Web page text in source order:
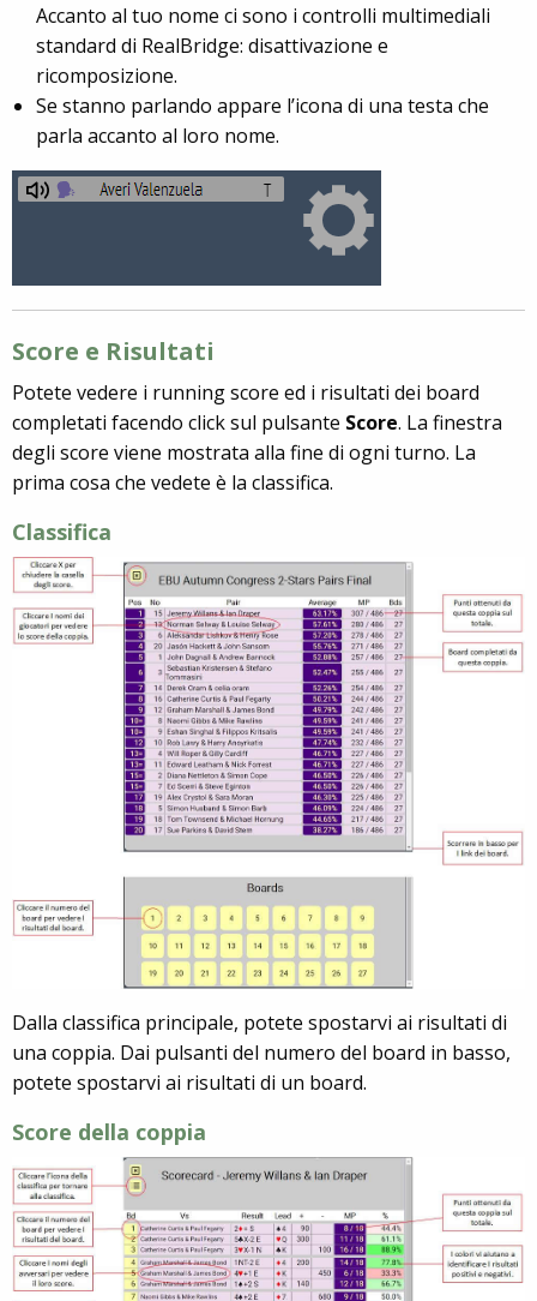
Accanto al tuo nome ci sono i controlli multimediali
standard di RealBridge: disattivazione e
ricomposizione.
Se stanno parlando appare l’icona di una testa che
parla accanto al loro nome.
Score e Risultati
Potete vedere i running score ed i risultati dei board
completati facendo click sul pulsante Score. La finestra
degli score viene mostrata alla fine di ogni turno. La
prima cosa che vedete è la classifica.
Classifica
Dalla classifica principale, potete spostarvi ai risultati di
una coppia. Dai pulsanti del numero del board in basso,
potete spostarvi ai risultati di un board.
Score della coppia